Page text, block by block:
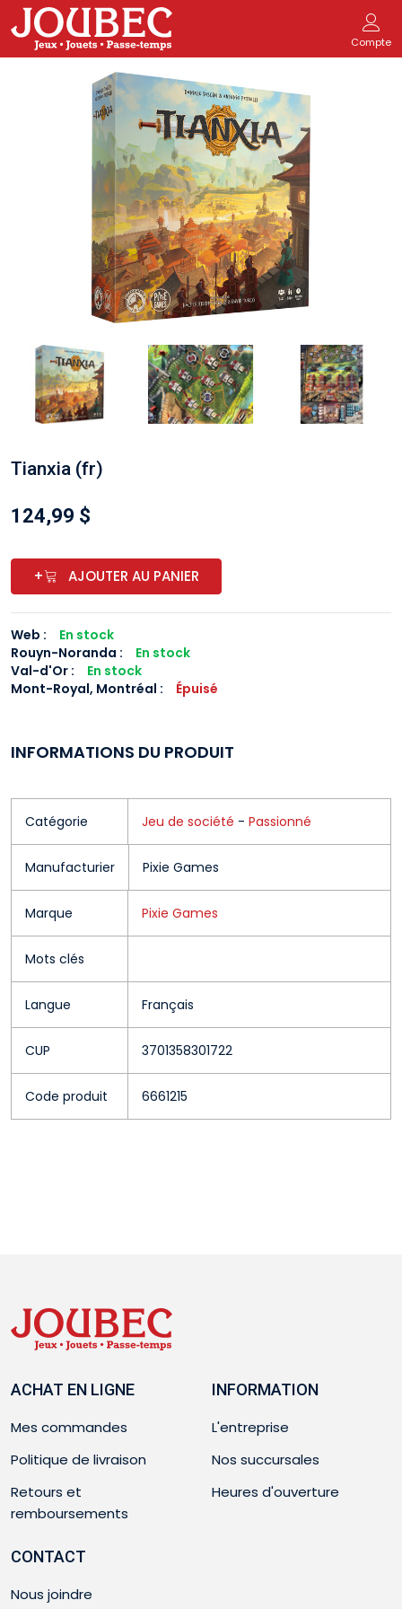
Compte
Tianxia (fr)
124,99 $
+ AJOUTER AU PANIER
Web :
En stock
Rouyn-Noranda :
En stock
Val-d'Or :
En stock
Mont-Royal, Montréal : Épuisé
INFORMATIONS DU PRODUIT
Catégorie Jeu de société - Passionné
Manufacturier Pixie Games
Marque Pixie Games
Mots clés
Langue Français
CUP 3701358301722
Code produit 6661215
ACHAT EN LIGNE
Mes commandes
Politique de livraison
Retours et
remboursements
INFORMATION
L'entreprise
Nos succursales
Heures d'ouverture
CONTACT
Nous joindre